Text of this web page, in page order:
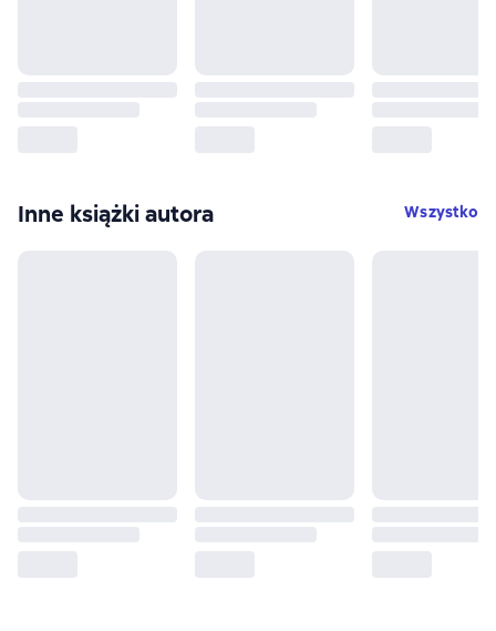
Inne książki autora Wszystko